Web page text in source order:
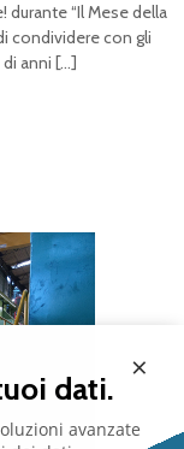
durante “Il Mese della
condividere con gli
anni […]
×
dati.
avanzate